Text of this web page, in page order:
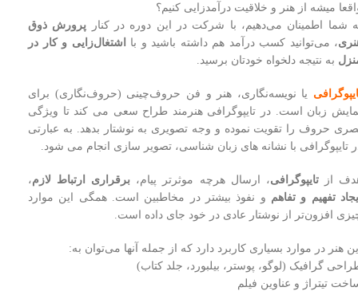
میشه از هنر و خلاقیت درآمدزایی کنیم؟
شما اطمینان می‌دهیم، با شرکت در این دوره در کنار
پرورش ذوق
، می‌توانید کسب درآمد هم داشته باشید و با
اشتغال‌زایی و کار در
به نتیجه دلخواه خودتان برسید.
یا نویسه‌‌نگاری، هنر و فن حروف‌چینی (حروف‌‌نگاری) برای
زبان است. در تایپوگرافی هنرمند طراح سعی می کند تا ویژگی
حروف را تقویت نموده و وجه تصویری به نوشتار بدهد. به عبارتی
تایپوگرافی با نشانه های زبان شناسی، تصویر سازی انجام می شود.
از تایپوگرافی، ارسال هرچه موثرتر پیام، برقراری ارتباط لازم،
یجاد تفهیم و تفاهم و نفوذ بیشتر در مخاطبین است. همگی این موارد
افزون‌تر از نوشتار عادی در خود جای داده است.
هنر در موارد بسیاری کاربرد دارد که از جمله آنها می‌توان به:
گرافیک (لوگو، پوستر، بیلبورد، جلد کتاب)
تیتراژ و عناوین فیلم